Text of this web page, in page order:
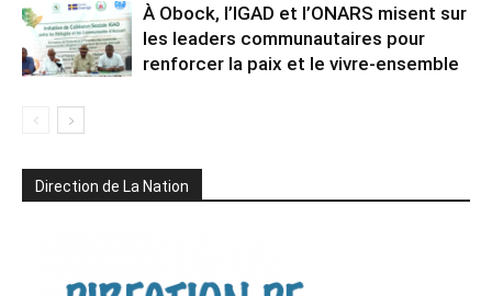
À Obock, l’IGAD et l’ONARS misent sur
les leaders communautaires pour
renforcer la paix et le vivre-ensemble
Direction de La Nation